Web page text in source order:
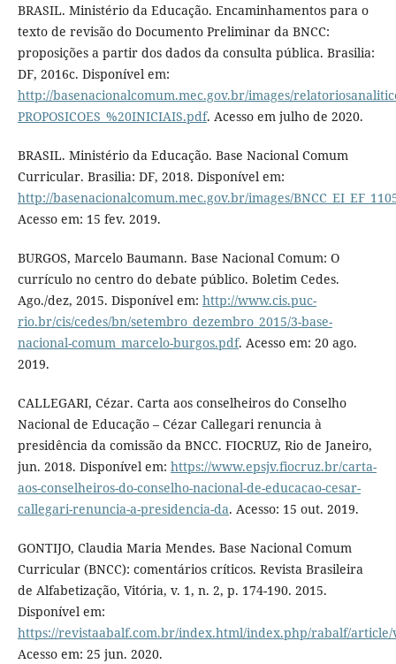
BRASIL. Ministério da Educação. Encaminhamentos para o
texto de revisão do Documento Preliminar da BNCC:
proposições a partir dos dados da consulta pública. Brasilia:
DF, 2016c. Disponível em:
http://basenacionalcomum.mec.gov.br/images/
PROPOSICOES_%20INICIAIS.pdf. Acesso em julho de 2020.
BRASIL. Ministério da Educação. Base Nacional Comum
Curricular. Brasilia: DF, 2018. Disponível em:
http://basenacionalcomum.mec.gov.br/images/
Acesso em: 15 fev. 2019.
BURGOS, Marcelo Baumann. Base Nacional Comum: O
currículo no centro do debate público. Boletim Cedes.
Ago./dez, 2015. Disponível em: http://www.cis.puc-
rio.br/cis/cedes/bn/setembro_dezembro_2015/3-base-
nacional-comum_marcelo-burgos.pdf. Acesso em: 20 ago.
2019.
CALLEGARI, Cézar. Carta aos conselheiros do Conselho
Nacional de Educação – Cézar Callegari renuncia à
presidência da comissão da BNCC. FIOCRUZ, Rio de Janeiro,
jun. 2018. Disponível em: https://www.epsjv.fiocruz.br/carta-
aos-conselheiros-do-conselho-nacional-de-educacao-cesar-
callegari-renuncia-a-presidencia-da. Acesso: 15 out. 2019.
GONTIJO, Claudia Maria Mendes. Base Nacional Comum
Curricular (BNCC): comentários críticos. Revista Brasileira
de Alfabetização, Vitória, v. 1, n. 2, p. 174-190. 2015.
Disponível em:
https://revistaabalf.com.br/index.html/index.php/rabalf/article/
Acesso em: 25 jun. 2020.